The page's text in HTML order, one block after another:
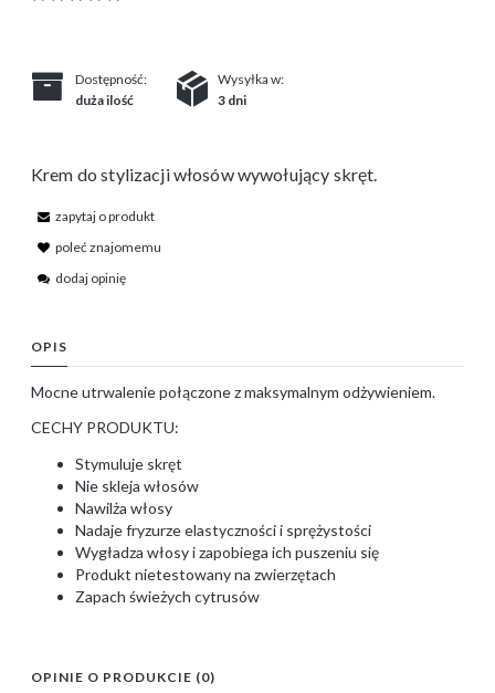
Dostępność:
duża ilość
Wysyłka w:
3 dni
Krem do stylizacji włosów wywołujący skręt.
zapytaj o produkt
poleć znajomemu
dodaj opinię
OPIS
Mocne utrwalenie połączone z maksymalnym odżywieniem.
CECHY PRODUKTU:
Stymuluje skręt
Nie skleja włosów
Nawilża włosy
Nadaje fryzurze elastyczności i sprężystości
Wygładza włosy i zapobiega ich puszeniu się
Produkt nietestowany na zwierzętach
Zapach świeżych cytrusów
OPINIE O PRODUKCIE (0)